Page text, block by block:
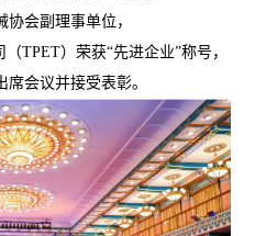
会副理事单位，
TPET）荣获“先进企业”称号，
会议并接受表彰。